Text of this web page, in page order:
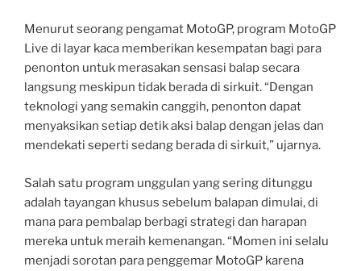
Menurut seorang pengamat MotoGP, program MotoGP
Live di layar kaca memberikan kesempatan bagi para
penonton untuk merasakan sensasi balap secara
langsung meskipun tidak berada di sirkuit. “Dengan
teknologi yang semakin canggih, penonton dapat
menyaksikan setiap detik aksi balap dengan jelas dan
mendekati seperti sedang berada di sirkuit,” ujarnya.
Salah satu program unggulan yang sering ditunggu
adalah tayangan khusus sebelum balapan dimulai, di
mana para pembalap berbagi strategi dan harapan
mereka untuk meraih kemenangan. “Momen ini selalu
menjadi sorotan para penggemar MotoGP karena